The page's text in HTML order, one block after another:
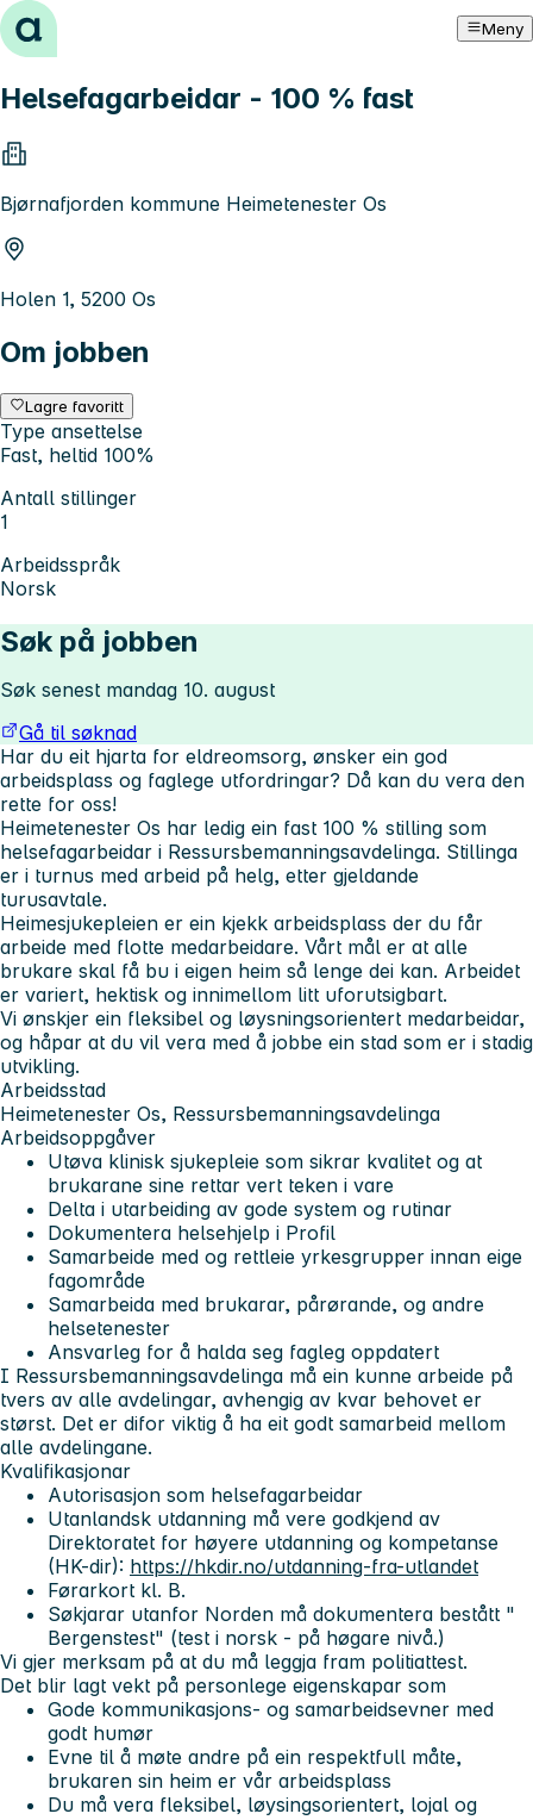
Hopp til innhold Meny
Helsefagarbeidar - 100 % fast
Bjørnafjorden kommune Heimetenester Os
Holen 1, 5200 Os
Om jobben
Lagre favoritt
Type ansettelse
Fast, heltid 100%
Antall stillinger
1
Arbeidsspråk
Norsk
Søk på jobben
Søk senest mandag 10. august
Gå til søknad
Har du eit hjarta for eldreomsorg, ønsker ein god
arbeidsplass og faglege utfordringar? Då kan du vera den
rette for oss!
Heimetenester Os har ledig ein fast 100 % stilling som
helsefagarbeidar i Ressursbemanningsavdelinga. Stillinga
er i turnus med arbeid på helg, etter gjeldande
turusavtale.
Heimesjukepleien er ein kjekk arbeidsplass der du får
arbeide med flotte medarbeidare. Vårt mål er at alle
brukare skal få bu i eigen heim så lenge dei kan. Arbeidet
er variert, hektisk og innimellom litt uforutsigbart.
Vi ønskjer ein fleksibel og løysningsorientert medarbeidar,
og håpar at du vil vera med å jobbe ein stad som er i stadig
utvikling.
Arbeidsstad
Heimetenester Os, Ressursbemanningsavdelinga
Arbeidsoppgåver
Utøva klinisk sjukepleie som sikrar kvalitet og at
brukarane sine rettar vert teken i vare
Delta i utarbeiding av gode system og rutinar
Dokumentera helsehjelp i Profil
Samarbeide med og rettleie yrkesgrupper innan eige
fagområde
Samarbeida med brukarar, pårørande, og andre
helsetenester
Ansvarleg for å halda seg fagleg oppdatert
I Ressursbemanningsavdelinga må ein kunne arbeide på
tvers av alle avdelingar, avhengig av kvar behovet er
størst. Det er difor viktig å ha eit godt samarbeid mellom
alle avdelingane.
Kvalifikasjonar
Autorisasjon som helsefagarbeidar
Utanlandsk utdanning må vere godkjend av
Direktoratet for høyere utdanning og kompetanse
(HK-dir): https://hkdir.no/utdanning-fra-utlandet
Førarkort kl. B.
Søkjarar utanfor Norden må dokumentera bestått "
Bergenstest" (test i norsk - på høgare nivå.)
Vi gjer merksam på at du må leggja fram politiattest.
Det blir lagt vekt på personlege eigenskapar som
Gode kommunikasjons- og samarbeidsevner med
godt humør
Evne til å møte andre på ein respektfull måte,
brukaren sin heim er vår arbeidsplass
Du må vera fleksibel, løysingsorientert, lojal og